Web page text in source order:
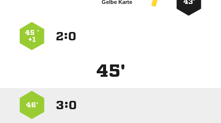
43’
Gelbe Karte
:
45 ’
+1
45'
:
46’